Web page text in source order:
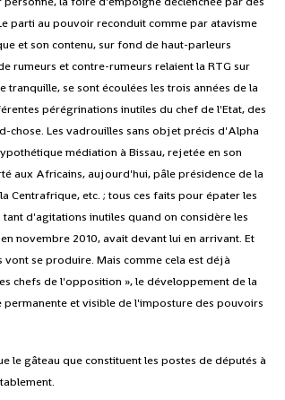
parti au pouvoir reconduit comme par atavisme
et son contenu, sur fond de haut-parleurs
rumeurs et contre-rumeurs relaient la RTG sur
se sont écoulées les trois années de la
pérégrinations inutiles du chef de l'Etat, des
chose. Les vadrouilles sans objet précis d'Alpha
médiation à Bissau, rejetée en son
aux Africains, aujourd'hui, pâle présidence de la
Centrafrique, etc. ; tous ces faits pour épater les
d'agitations inutiles quand on considère les
novembre 2010, avait devant lui en arrivant. Et
vont se produire. Mais comme cela est déjà
chefs de l'opposition », le développement de la
permanente et visible de l'imposture des pouvoirs
le gâteau que constituent les postes de députés à